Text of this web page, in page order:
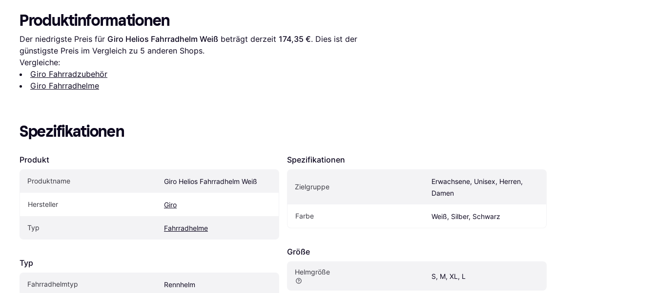
Produktinformationen
Der niedrigste Preis für Giro Helios Fahrradhelm Weiß beträgt derzeit 174,35 €. Dies ist der
günstigste Preis im Vergleich zu 5 anderen Shops.
Vergleiche:
Giro Fahrradzubehör
Giro Fahrradhelme
Spezifikationen
Produkt
Produktname Giro Helios Fahrradhelm Weiß
Hersteller Giro
Typ Fahrradhelme
Typ
Fahrradhelmtyp Rennhelm
Spezifikationen
Zielgruppe
Erwachsene, Unisex, Herren,
Damen
Farbe Weiß, Silber, Schwarz
Größe
Helmgröße
S, M, XL, L